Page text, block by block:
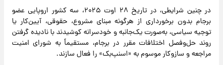
در چنین شرایطی، در تاریخ ۲۸ اوت ۲۰۲۵، سه کشور اروپایی عضو
برجام بدون برخورداری از هرگونه مبنای مشروع، حقوقی، آیین‌کار یا
توجیه سیاسی، به‌صورت یک‌جانبه و خودسرانه کوشیدند با نادیده گرفتن
روند حل‌وفصل اختلافات مقرر در برجام، مستقیماً به شورای امنیت
مراجعه و سازوکار موسوم به «اسنپ‌بک» را فعال سازند.